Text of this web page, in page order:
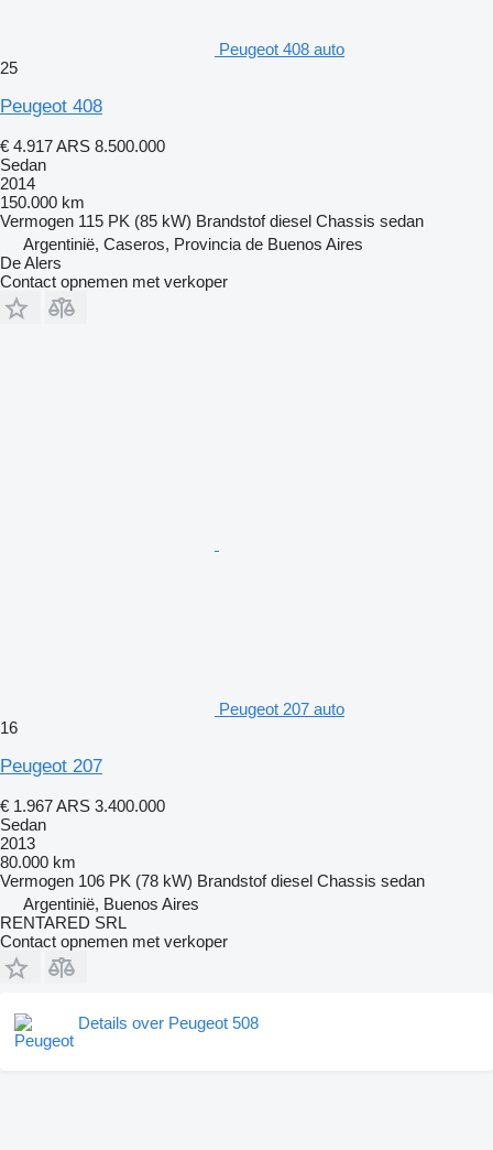
Peugeot 408 auto
25
Peugeot 408
€ 4.917ARS 8.500.000
Sedan
2014
150.000 km
Vermogen 115 PK (85 kW) Brandstof diesel Chassis sedan
Argentinië, Caseros, Provincia de Buenos Aires
De Alers
Contact opnemen met verkoper
Peugeot 207 auto
16
Peugeot 207
€ 1.967ARS 3.400.000
Sedan
2013
80.000 km
Vermogen 106 PK (78 kW) Brandstof diesel Chassis sedan
Argentinië, Buenos Aires
RENTARED SRL
Contact opnemen met verkoper
Details over Peugeot 508